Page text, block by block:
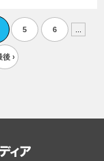
5 6
後 ›